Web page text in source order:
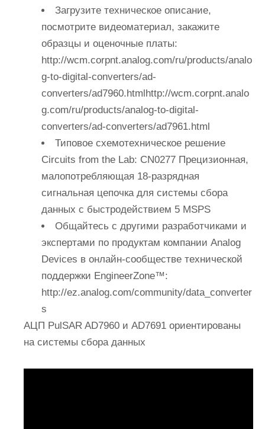
Загрузите техническое описание,
посмотрите видеоматериал, закажите
образцы и оценочные платы:
http://wcm.corpnt.analog.com/ru/products/analo
g-to-digital-converters/ad-
converters/ad7960.htmlhttp://wcm.corpnt.analo
g.com/ru/products/analog-to-digital-
converters/ad-converters/ad7961.html
Типовое схемотехническое решение
Circuits from the Lab: CN0277 Прецизионная,
малопотребляющая 18-разрядная
сигнальная цепочка для системы сбора
данных с быстродействием 5 MSPS
Общайтесь с другими разработчиками и
экспертами по продуктам компании Analog
Devices в онлайн-сообществе технической
поддержки EngineerZone™:
http://ez.analog.com/community/data_converter
s
АЦП PulSAR AD7960 и AD7691 ориентированы
на системы сбора данных